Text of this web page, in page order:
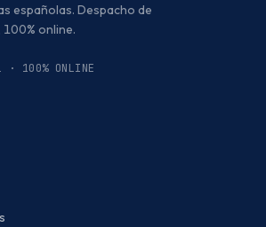
españolas. Despacho de
online.
· 100% ONLINE